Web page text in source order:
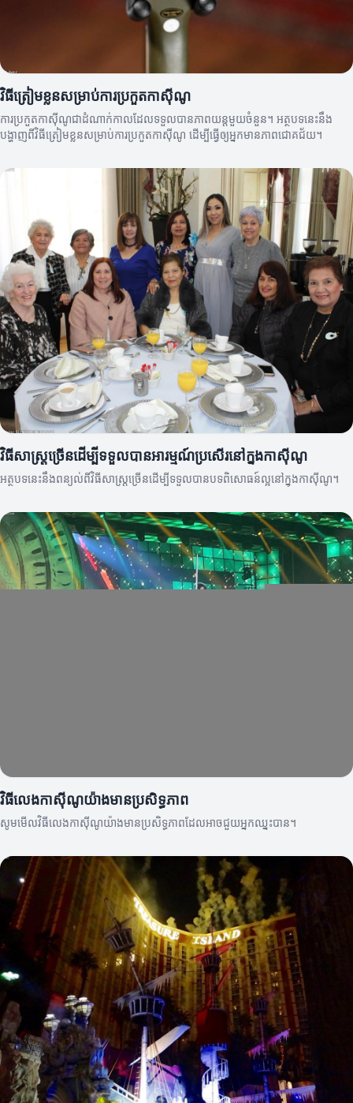
វិធីត្រៀមខ្លួនសម្រាប់ការប្រកួតកាស៊ីណូ
ការប្រកួតកាស៊ីណូជាដំណាក់កាលដែលទទួលបានភាពយន្តមួយចំនួន។ អត្ថបទនេះនឹង
បង្ហាញពីវិធីត្រៀមខ្លួនសម្រាប់ការប្រកួតកាស៊ីណូ ដើម្បីធ្វើឲ្យអ្នកមានភាពជោគជ័យ។
វិធីសាស្ត្រច្រើនដើម្បីទទួលបានអារម្មណ៍ប្រសើរនៅក្នុងកាស៊ីណូ
អត្ថបទនេះនឹងពន្យល់ពីវិធីសាស្ត្រច្រើនដើម្បីទទួលបានបទពិសោធន៍ល្អនៅក្នុងកាស៊ីណូ។
វិធីលេងកាស៊ីណូយ៉ាងមានប្រសិទ្ធភាព
សូមមើលវិធីលេងកាស៊ីណូយ៉ាងមានប្រសិទ្ធភាពដែលអាចជួយអ្នកឈ្នះបាន។